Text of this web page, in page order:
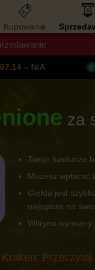
Kupowanie
A
za
Twoje fundusze
Możesz wpłacać
Giełda jest
najlepsze na
Witryna
Kraken: Przeczytaj